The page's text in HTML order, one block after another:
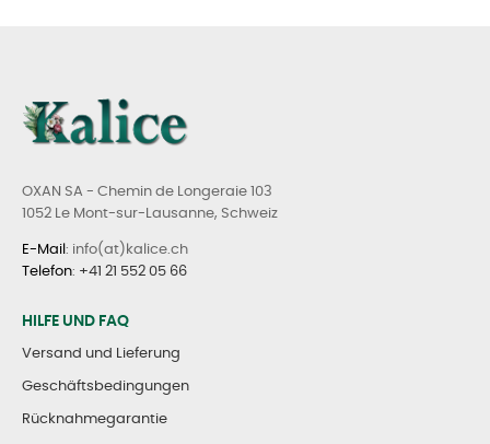
OXAN SA - Chemin de Longeraie 103
1052 Le Mont-sur-Lausanne, Schweiz
E-Mail : info(at)kalice.ch
Telefon: +41 21 552 05 66
HILFE UND FAQ
Versand und Lieferung
Geschäftsbedingungen
Rücknahmegarantie